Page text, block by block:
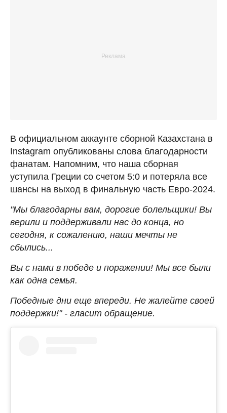
В официальном аккаунте сборной Казахстана в
Instagram опубликованы слова благодарности
фанатам. Напомним, что наша сборная
уступила Греции со счетом 5:0 и потеряла все
шансы на выход в финальную часть Евро-2024.
"Мы благодарны вам, дорогие болельщики! Вы
верили и поддерживали нас до конца, но
сегодня, к сожалению, наши мечты не
сбылись...
Вы с нами в победе и поражении! Мы все были
как одна семья.
Победные дни еще впереди. Не жалейте своей
поддержки!" - гласит обращение.